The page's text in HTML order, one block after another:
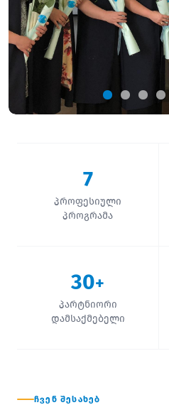
7
პროფესიული
პროგრამა
30+
პარტნიორი
დამსაქმებელი
ᲩᲕᲔᲜ ᲨᲔᲡᲐᲮᲔᲑ